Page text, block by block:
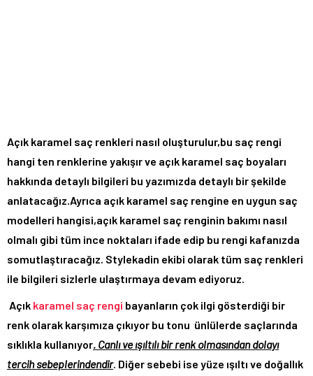
Açık karamel saç renkleri nasıl oluşturulur,bu saç rengi
hangi ten renklerine yakışır ve açık karamel saç boyaları
hakkında detaylı bilgileri bu yazımızda detaylı bir şekilde
anlatacağız.Ayrıca açık karamel saç rengine en uygun saç
modelleri hangisi,açık karamel saç renginin bakımı nasıl
olmalı gibi tüm ince noktaları ifade edip bu rengi kafanızda
somutlaştıracağız. Stylekadin ekibi olarak tüm saç renkleri
ile bilgileri sizlerle ulaştırmaya devam ediyoruz.
Açık karamel saç rengi bayanların çok ilgi gösterdiği bir
renk olarak karşımıza çıkıyor bu tonu ünlülerde saçlarında
sıklıkla kullanıyor. Canlı ve ışıltılı bir renk olmasından dolayı
tercih sebeplerindendir. Diğer sebebi ise yüze ışıltı ve doğallık